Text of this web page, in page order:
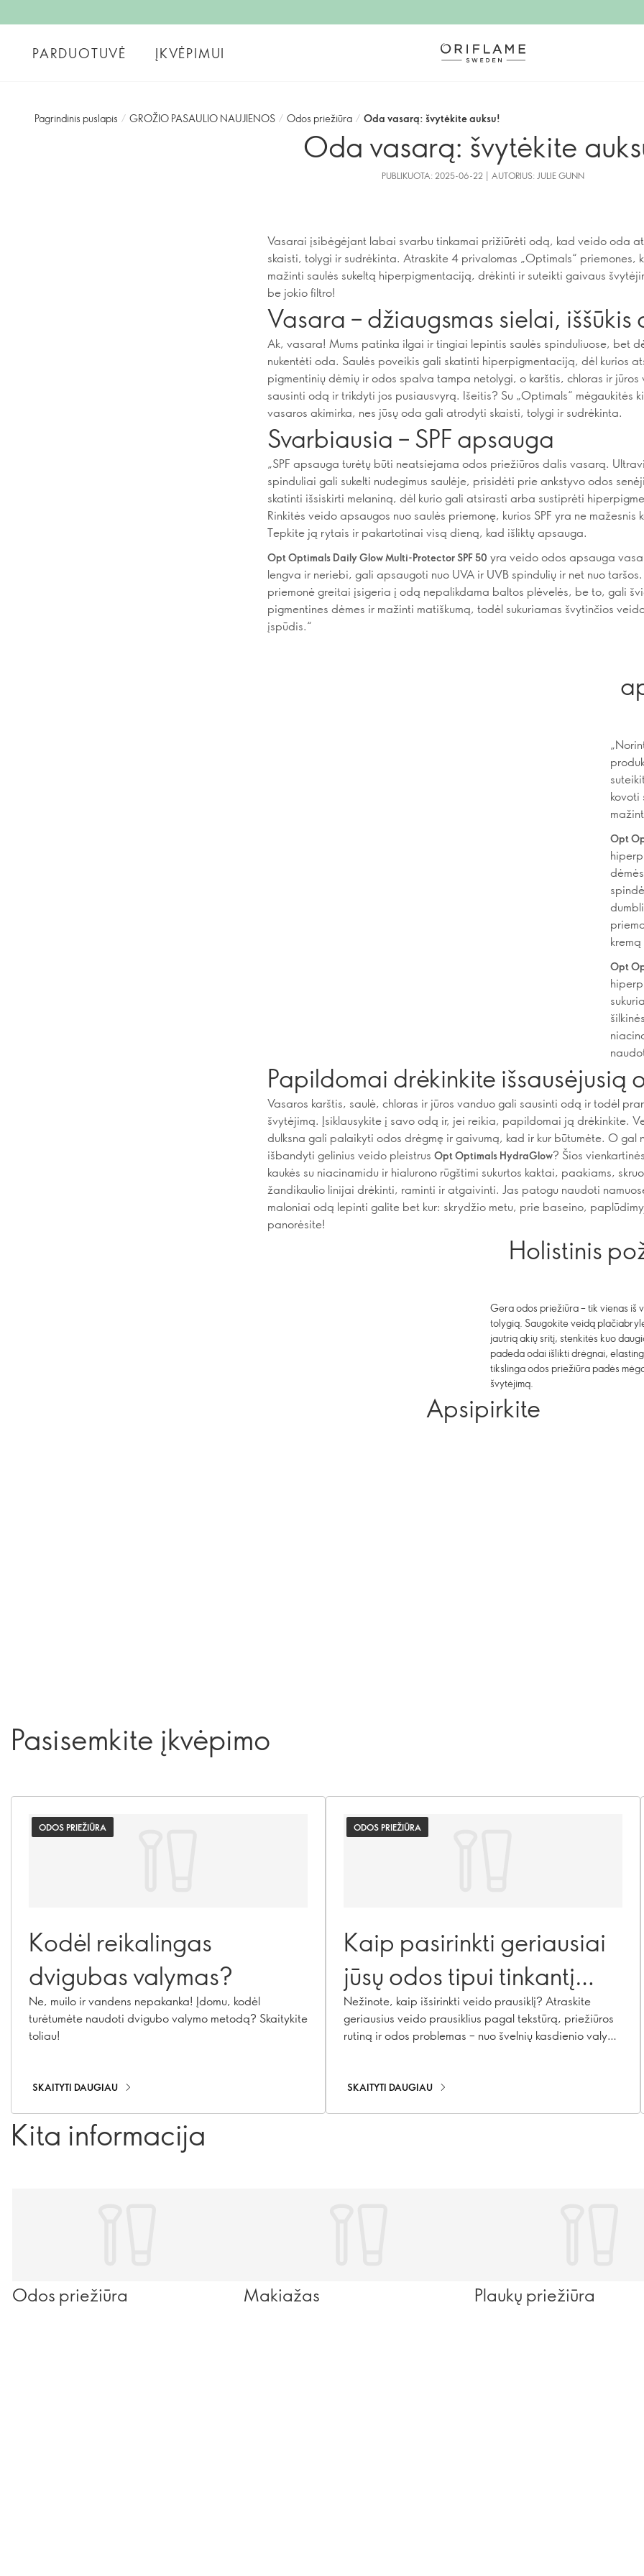
PARDUOTUVĖ ĮKVĖPIMUI
Pagrindinis puslapis / GROŽIO PASAULIO NAUJIENOS / Odos priežiūra / Oda vasarą: švytėkite auksu!
Oda vasarą: švytėkite
PUBLIKUOTA: 2025-06-22 | AUTORIUS: JULIE GUNN
Vasarai įsibėgėjant labai svarbu tinkamai prižiūrėti odą, kad veido oda
skaisti, tolygi ir sudrėkinta. Atraskite 4 privalomas „Optimals“ priemones,
mažinti saulės sukeltą hiperpigmentaciją, drėkinti ir suteikti gaivaus
be jokio filtro!
Vasara – džiaugsmas sielai, iššūkis
Ak, vasara! Mums patinka ilgai ir tingiai lepintis saulės spinduliuose, bet
nukentėti oda. Saulės poveikis gali skatinti hiperpigmentaciją, dėl kurios
pigmentinių dėmių ir odos spalva tampa netolygi, o karštis, chloras ir jūros
sausinti odą ir trikdyti jos pusiausvyrą. Išeitis? Su „Optimals“ mėgaukitės
vasaros akimirka, nes jūsų oda gali atrodyti skaisti, tolygi ir sudrėkinta.
Svarbiausia – SPF apsauga
„SPF apsauga turėtų būti neatsiejama odos priežiūros dalis vasarą.
spinduliai gali sukelti nudegimus saulėje, prisidėti prie ankstyvo odos
skatinti išsiskirti melaniną, dėl kurio gali atsirasti arba sustiprėti
Rinkitės veido apsaugos nuo saulės priemonę, kurios SPF yra ne mažesnis
Tepkite ją rytais ir pakartotinai visą dieną, kad išliktų apsauga.
Opt Optimals Daily Glow Multi-Protector SPF 50 yra veido odos apsauga
lengva ir neriebi, gali apsaugoti nuo UVA ir UVB spindulių ir net nuo taršos.
priemonė greitai įsigeria į odą nepalikdama baltos plėvelės, be to, gali
pigmentines dėmes ir mažinti matiškumą, todėl sukuriamas švytinčios
įspūdis.“
kovoti
Opt
Opt
Papildomai drėkinkite išsausėjusią
Vasaros karštis, saulė, chloras ir jūros vanduo gali sausinti odą ir todėl
švytėjimą. Įsiklausykite į savo odą ir, jei reikia, papildomai ją drėkinkite.
dulksna gali palaikyti odos drėgmę ir gaivumą, kad ir kur būtumėte. O gal
išbandyti gelinius veido pleistrus Opt Optimals HydraGlow? Šios
kaukės su niacinamidu ir hialurono rūgštimi sukurtos kaktai, paakiams,
žandikaulio linijai drėkinti, raminti ir atgaivinti. Jas patogu naudoti
maloniai odą lepinti galite bet kur: skrydžio metu, prie baseino,
panorėsite!
Holistinis
Gera odos priežiūra – tik vienas iš
tolygią. Saugokite veidą
jautrią akių sritį, stenkitės kuo
padeda odai išlikti drėgnai,
tikslinga odos priežiūra padės
švytėjimą.
Apsipirkite
Pasisemkite įkvėpimo
ODOS PRIEŽIŪRA
Kodėl reikalingas
dvigubas valymas?
Ne, muilo ir vandens nepakanka! Įdomu, kodėl
turėtumėte naudoti dvigubo valymo metodą? Skaitykite
toliau!
SKAITYTI DAUGIAU
ODOS PRIEŽIŪRA
Kaip pasirinkti geriausiai
jūsų odos tipui tinkantį
veido prausiklį
Nežinote, kaip išsirinkti veido prausiklį? Atraskite
geriausius veido prausiklius pagal tekstūrą, priežiūros
rutiną ir odos problemas – nuo švelnių kasdienio valymo
SKAITYTI DAUGIAU
Kita informacija
Odos priežiūra Makiažas Plaukų priežiūra